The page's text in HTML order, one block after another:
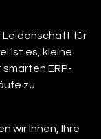
Leidenschaft für
ist es, kleine
ERP-
zu
wir Ihnen, Ihre